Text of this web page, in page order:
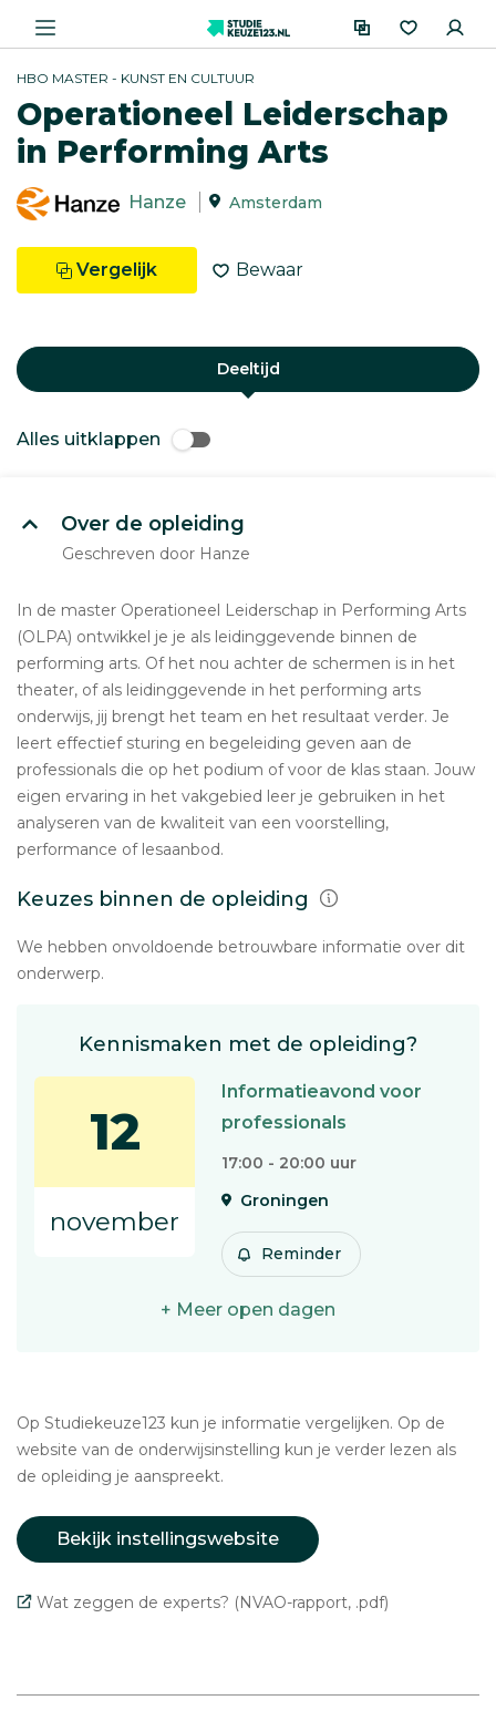
HBO MASTER - KUNST EN CULTUUR
Operationeel Leiderschap
in Performing Arts
Hanze Amsterdam
Vergelijk Bewaar
Deeltijd
Alles uitklappen
Over de opleiding
Geschreven door Hanze
In de master Operationeel Leiderschap in Performing Arts
(OLPA) ontwikkel je je als leidinggevende binnen de
performing arts. Of het nou achter de schermen is in het
theater, of als leidinggevende in het performing arts
onderwijs, jij brengt het team en het resultaat verder. Je
leert effectief sturing en begeleiding geven aan de
professionals die op het podium of voor de klas staan. Jouw
eigen ervaring in het vakgebied leer je gebruiken in het
analyseren van de kwaliteit van een voorstelling,
performance of lesaanbod.
Keuzes binnen de opleiding
We hebben onvoldoende betrouwbare informatie over dit
onderwerp.
Kennismaken met de opleiding?
12
november
Informatieavond voor
professionals
17:00 - 20:00 uur
Groningen
Reminder
+ Meer open dagen
Op Studiekeuze123 kun je informatie vergelijken. Op de
website van de onderwijsinstelling kun je verder lezen als
de opleiding je aanspreekt.
Bekijk instellingswebsite
Wat zeggen de experts? (NVAO-rapport, .pdf)